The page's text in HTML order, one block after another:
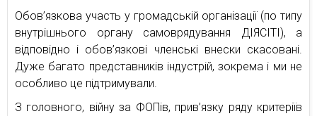
Обов’язкова участь у громадській організації (по типу
внутрішнього органу самоврядування ДІЯСІТІ), а
відповідно і обов’язкові членські внески скасовані.
Дуже багато представників індустрій, зокрема і ми не
особливо це підтримували.
З головного, війну за ФОПів, прив’язку ряду критеріїв